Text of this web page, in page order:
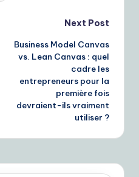
Next Post
Business Model Canvas
vs. Lean Canvas : quel
cadre les
entrepreneurs pour la
première fois
devraient-ils vraiment
utiliser ?